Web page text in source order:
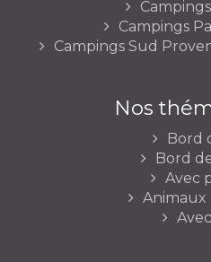
Campings
Campings Sud
Nos
Bord
Bord
Avec
Animaux